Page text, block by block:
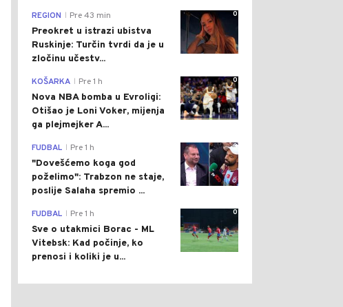
0
REGION Pre 43 min
Preokret u istrazi ubistva
Ruskinje: Turčin tvrdi da je u
zločinu učestv...
0
KOŠARKA Pre 1 h
Nova NBA bomba u Evroligi:
Otišao je Loni Voker, mijenja
ga plejmejker A...
0
FUDBAL Pre 1 h
"Dovešćemo koga god
poželimo": Trabzon ne staje,
poslije Salaha spremio ...
0
FUDBAL Pre 1 h
Sve o utakmici Borac - ML
Vitebsk: Kad počinje, ko
prenosi i koliki je u...